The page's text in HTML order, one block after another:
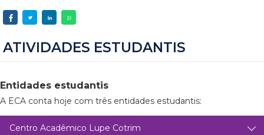
ATIVIDADES ESTUDANTIS
Entidades estudantis
A ECA conta hoje com três entidades estudantis:
Centro Acadêmico Lupe Cotrim